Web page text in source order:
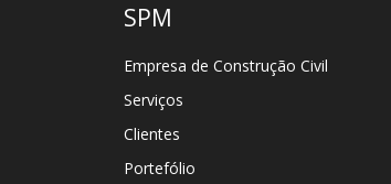
SPM
Empresa de Construção Civil
Serviços
Clientes
Portefólio